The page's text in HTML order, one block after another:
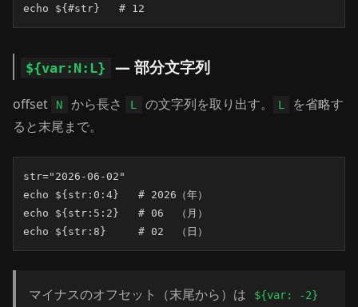
echo ${#str}   # 12
${var:N:L} — 部分文字列
offset N から長さ L の文字列を取り出す。 L
を省略す
ると末尾まで。
str="2026-06-02"
echo ${str:0:4}   # 2026（年）
echo ${str:5:2}   # 06  （月）
echo ${str:8}     # 02  （日）
マイナスのオフセット（末尾から）は ${var: -2}